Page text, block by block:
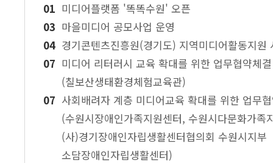
미디어플랫폼 '똑똑수원' 오픈
마을미디어 공모사업 운영
경기콘텐츠진흥원(경기도) 지역미디어활동지원
미디어 리터러시 교육 확대를 위한 업무협약체결
(칠보산생태환경체험교육관)
사회배려자 계층 미디어교육 확대를 위한 업무
(수원시장애인가족지원센터, 수원시다문화가족
(사)경기장애인자립생활센터협의회 수원시지부
소담장애인자립생활센터)